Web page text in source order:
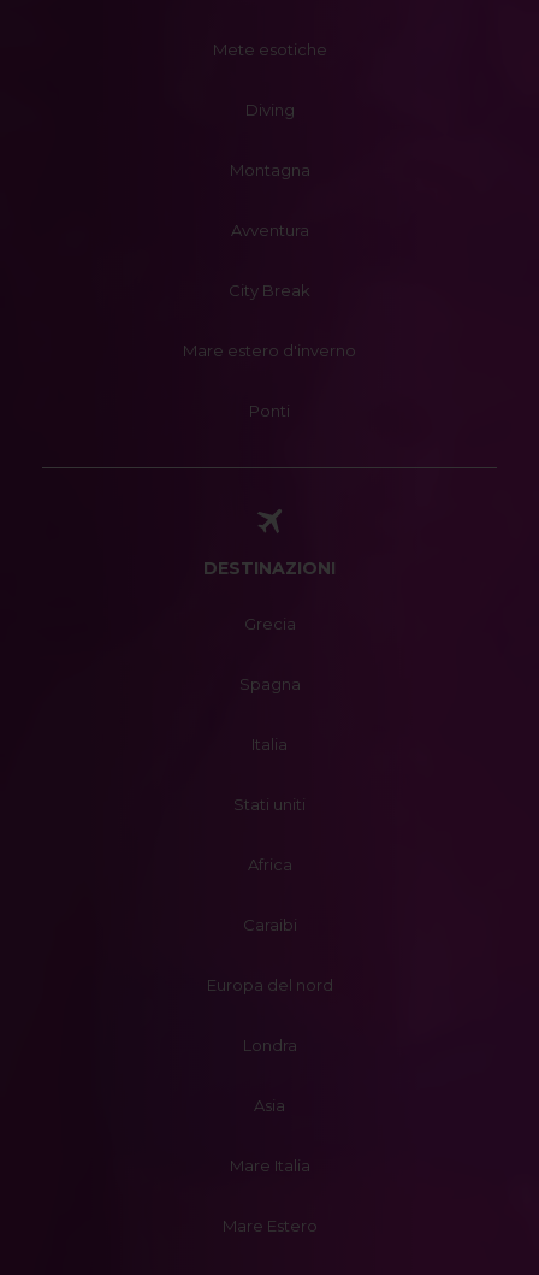
Mete esotiche
Diving
Montagna
Avventura
City Break
Mare estero d'inverno
Ponti
DESTINAZIONI
Grecia
Spagna
Italia
Stati uniti
Africa
Caraibi
Europa del nord
Londra
Asia
Mare Italia
Mare Estero